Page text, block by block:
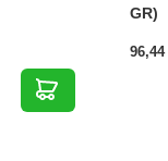
GR)
96,44